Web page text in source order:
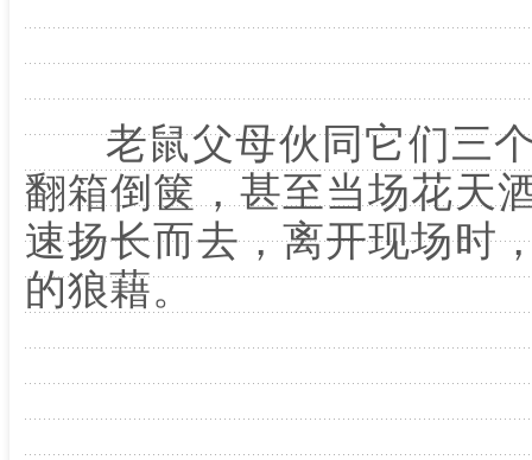
老鼠父母伙同它们三个
翻箱倒箧，甚至当场花天
速扬长而去，离开现场时
的狼藉。